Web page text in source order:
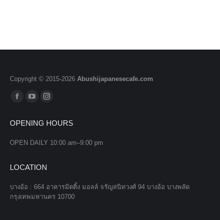
Copyright © 2015-2026 Abushijapanesecafe.com
Find us on:
Facebook
opens
in
window
YouTube
opens
in
window
Instagram
opens
in
window
OPENING HOURS
OPEN DAILY 10:00 am–9:00 pm
LOCATION
บางอ้อ : 664 อาคารมิตติ้ง มอลล์ จรัญสนิทวงศ์ 94 บางอ้อ บางพลัด
กรุงเทพมหานคร 10700